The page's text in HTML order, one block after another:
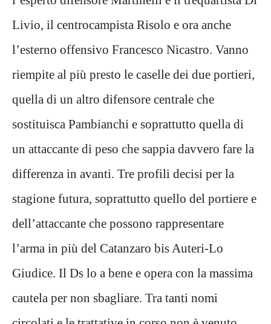
Livio, il centrocampista Risolo e ora anche
l’esterno offensivo Francesco Nicastro. Vanno
riempite al più presto le caselle dei due portieri,
quella di un altro difensore centrale che
sostituisca Pambianchi e soprattutto quella di
un attaccante di peso che sappia davvero fare la
differenza in avanti. Tre profili decisi per la
stagione futura, soprattutto quello del portiere e
dell’attaccante che possono rappresentare
l’arma in più del Catanzaro bis Auteri-Lo
Giudice. Il Ds lo a bene e opera con la massima
cautela per non sbagliare. Tra tanti nomi